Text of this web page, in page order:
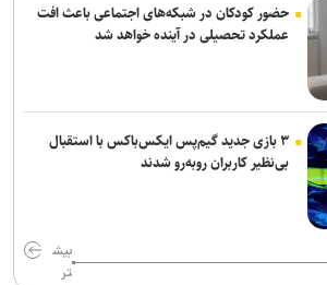
حضور کودکان در شبکه‌های اجتماعی باعث افت
عملکرد تحصیلی در آینده خواهد شد
۳ بازی جدید گیم‌پس ایکس‌باکس با استقبال
بی‌نظیر کاربران روبه‌رو شدند
بیش
تر